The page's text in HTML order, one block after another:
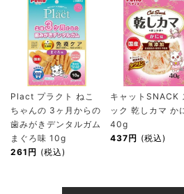
Plact プラクト ねこ
ちゃんの 3ヶ月からの
歯みがきデンタルガム
まぐろ味 10g
261円 (税込)
キャットSNACK
ック 乾しカマ か
40g
437円 (税込)